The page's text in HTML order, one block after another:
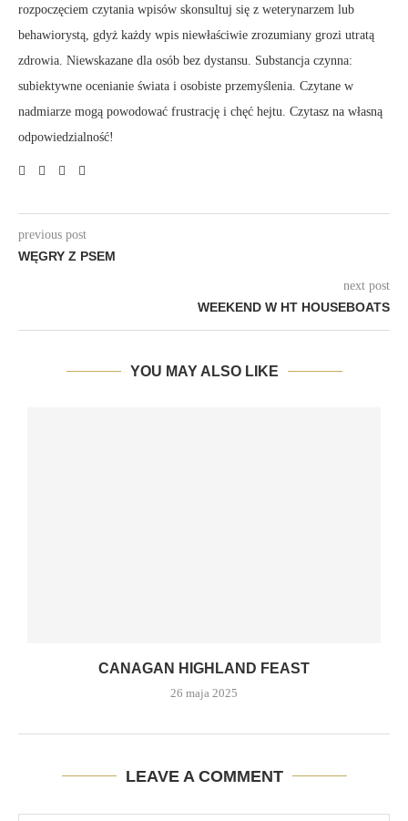
rozpoczęciem czytania wpisów skonsultuj się z weterynarzem lub
behawiorystą, gdyż każdy wpis niewłaściwie zrozumiany grozi utratą
zdrowia. Niewskazane dla osób bez dystansu. Substancja czynna:
subiektywne ocenianie świata i osobiste przemyślenia. Czytane w
nadmiarze mogą powodować frustrację i chęć hejtu. Czytasz na własną
odpowiedzialność!
previous post
WĘGRY Z PSEM
next post
WEEKEND W HT HOUSEBOATS
YOU MAY ALSO LIKE
CANAGAN HIGHLAND FEAST
26 maja 2025
LEAVE A COMMENT